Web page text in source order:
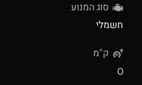
סוג המנוע
חשמלי
ק"מ
0